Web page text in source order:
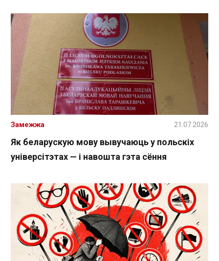
Як беларускую мову вывучаюць у польскіх
універсітэтах — і навошта гэта сёння
Замежжа 21.07.2026